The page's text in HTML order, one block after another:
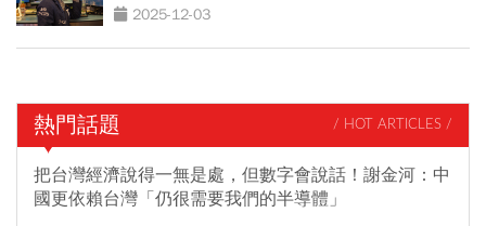
2025-12-03
熱門話題 / HOT ARTICLES /
把台灣經濟說得一無是處，但數字會說話！謝金河：中
國更依賴台灣「仍很需要我們的半導體」